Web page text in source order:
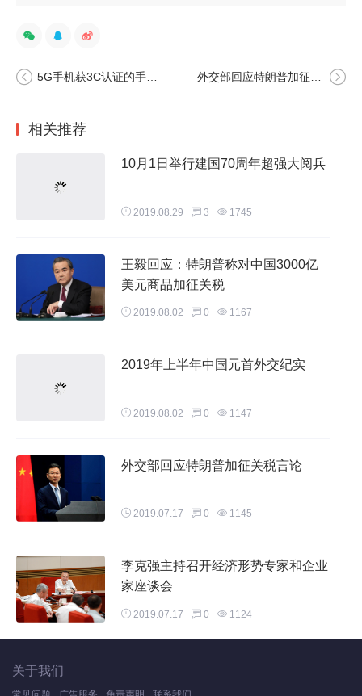
5G手机获3C认证的手机有哪些 外交部回应特朗普加征关税言论
相关推荐
10月1日举行建国70周年超强大阅兵
2019.08.29 3 1745
王毅回应：特朗普称对中国3000亿
美元商品加征关税
2019.08.02 0 1167
2019年上半年中国元首外交纪实
2019.08.02 0 1147
外交部回应特朗普加征关税言论
2019.07.17 0 1145
李克强主持召开经济形势专家和企业
家座谈会
2019.07.17 0 1124
关于我们